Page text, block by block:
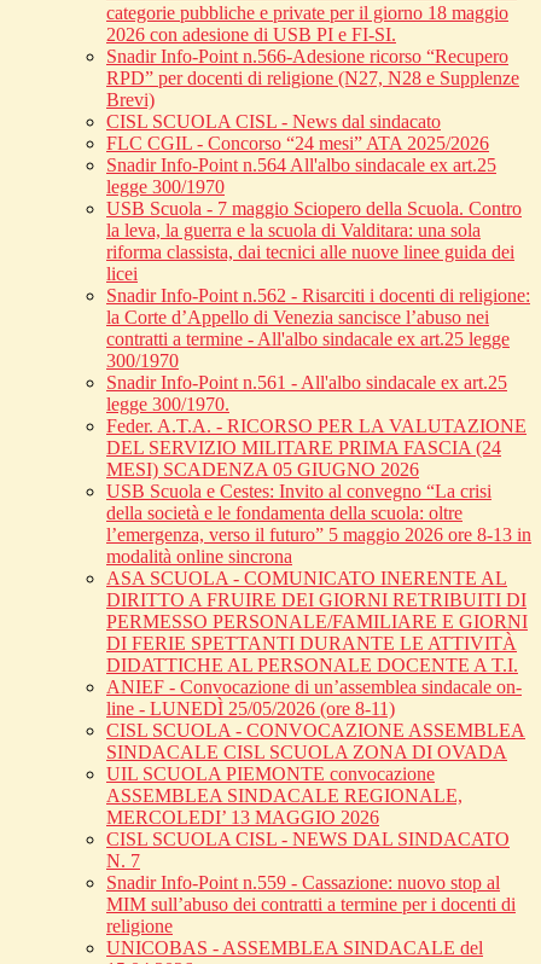
categorie pubbliche e private per il giorno 18 maggio
2026 con adesione di USB PI e FI-SI.
Snadir Info-Point n.566-Adesione ricorso “Recupero
RPD” per docenti di religione (N27, N28 e Supplenze
Brevi)
CISL SCUOLA CISL - News dal sindacato
FLC CGIL - Concorso “24 mesi” ATA 2025/2026
Snadir Info-Point n.564 All'albo sindacale ex art.25
legge 300/1970
USB Scuola - 7 maggio Sciopero della Scuola. Contro
la leva, la guerra e la scuola di Valditara: una sola
riforma classista, dai tecnici alle nuove linee guida dei
licei
Snadir Info-Point n.562 - Risarciti i docenti di religione:
la Corte d’Appello di Venezia sancisce l’abuso nei
contratti a termine - All'albo sindacale ex art.25 legge
300/1970
Snadir Info-Point n.561 - All'albo sindacale ex art.25
legge 300/1970.
Feder. A.T.A. - RICORSO PER LA VALUTAZIONE
DEL SERVIZIO MILITARE PRIMA FASCIA (24
MESI) SCADENZA 05 GIUGNO 2026
USB Scuola e Cestes: Invito al convegno “La crisi
della società e le fondamenta della scuola: oltre
l’emergenza, verso il futuro” 5 maggio 2026 ore 8-13 in
modalità online sincrona
ASA SCUOLA - COMUNICATO INERENTE AL
DIRITTO A FRUIRE DEI GIORNI RETRIBUITI DI
PERMESSO PERSONALE/FAMILIARE E GIORNI
DI FERIE SPETTANTI DURANTE LE ATTIVITÀ
DIDATTICHE AL PERSONALE DOCENTE A T.I.
ANIEF - Convocazione di un’assemblea sindacale on-
line - LUNEDÌ 25/05/2026 (ore 8-11)
CISL SCUOLA - CONVOCAZIONE ASSEMBLEA
SINDACALE CISL SCUOLA ZONA DI OVADA
UIL SCUOLA PIEMONTE convocazione
ASSEMBLEA SINDACALE REGIONALE,
MERCOLEDI’ 13 MAGGIO 2026
CISL SCUOLA CISL - NEWS DAL SINDACATO
N. 7
Snadir Info-Point n.559 - Cassazione: nuovo stop al
MIM sull’abuso dei contratti a termine per i docenti di
religione
UNICOBAS - ASSEMBLEA SINDACALE del